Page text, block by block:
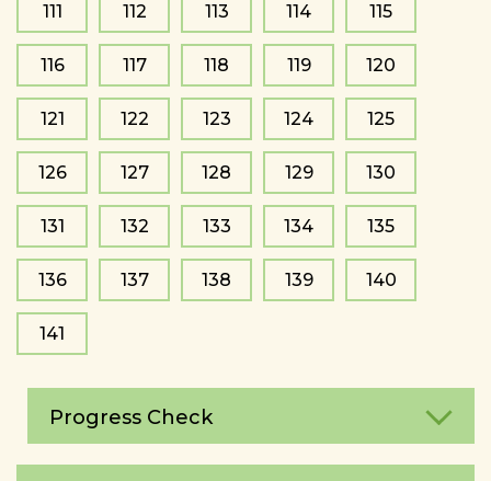
111 112 113 114 115
116 117 118 119 120
121 122 123 124 125
126 127 128 129 130
131 132 133 134 135
136 137 138 139 140
141
Progress Check